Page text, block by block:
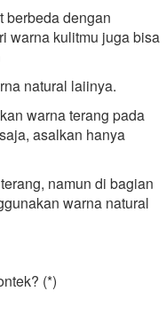
berbeda dengan
warna kulitmu juga bisa
natural laiinya.
warna terang pada
asalkan hanya
namun di bagian
warna natural
(*)